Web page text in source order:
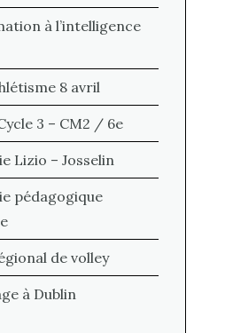
à l’intelligence
8 avril
3 – CM2 / 6e
Lizio – Josselin
pédagogique
de volley
à Dublin